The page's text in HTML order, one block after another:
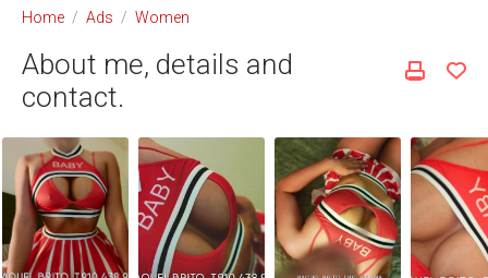
Home / Ads / Women
About me, details and
contact.